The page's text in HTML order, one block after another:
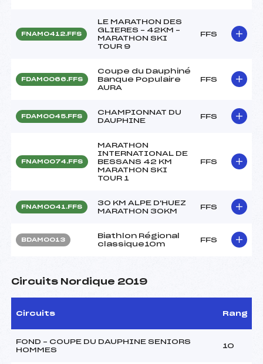
FNAM0412.FFS
LE MARATHON DES
GLIERES – 42KM –
MARATHON SKI
TOUR 9
FFS
FDAM0066.FFS
Coupe du Dauphiné
Banque Populaire
AURA
FFS
FDAM0045.FFS
CHAMPIONNAT DU
DAUPHINE
FFS
FNAM0074.FFS
MARATHON
INTERNATIONAL DE
BESSANS 42 KM
MARATHON SKI
TOUR 1
FFS
FNAM0041.FFS
30 KM ALPE D'HUEZ
MARATHON 30KM
FFS
BDAM0013
Biathlon Régional
classique10m
FFS
Circuits Nordique 2019
Circuits Rang
FOND – COUPE DU DAUPHINE SENIORS
HOMMES
10